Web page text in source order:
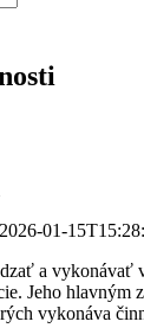
2026-01-
a vykonávať
Jeho
vykonáva